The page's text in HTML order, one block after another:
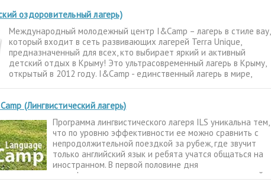
оздоровительный лагерь)
Международный молодежный центр I&Camp – лагерь в стиле вау,
который входит в сеть развивающих лагерей Terra Unique,
предназначенный для всех, кто выбирает яркий и активный
детский отдых в Крыму! Это ультрасовременный лагерь в Крыму,
открытый в 2012 году. I&Camp - единственный лагерь в мире,
(Лингвистический лагерь)
Программа лингвистического лагеря ILS уникальна тем,
что по уровню эффективности ее можно сравнить с
непродолжительной поездкой за рубеж, где звучит
только английский язык и ребята учатся общаться на
иностранном. В первой половине дня
квалифицированные преподаватели международной